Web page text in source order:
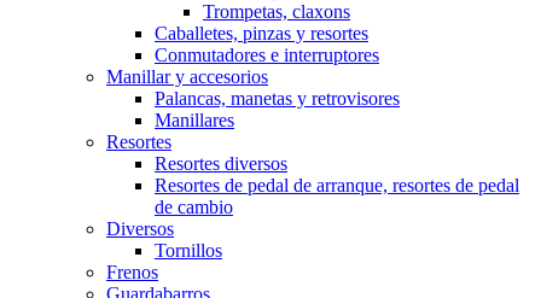
Trompetas, claxons
Caballetes, pinzas y resortes
Conmutadores e interruptores
Manillar y accesorios
Palancas, manetas y retrovisores
Manillares
Resortes
Resortes diversos
Resortes de pedal de arranque, resortes de pedal
de cambio
Diversos
Tornillos
Frenos